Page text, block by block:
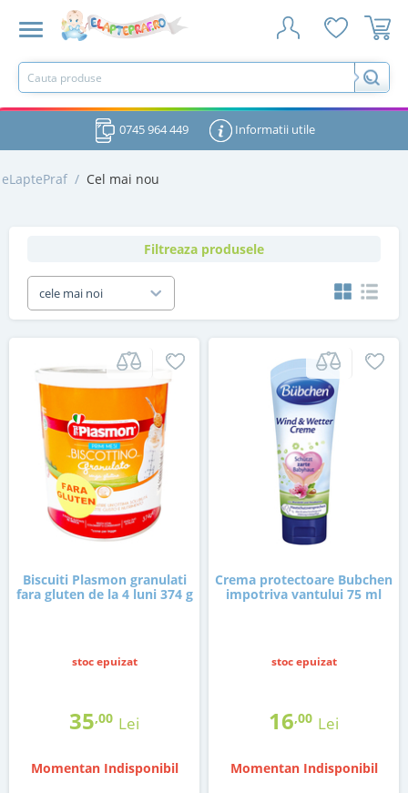
0745 964 449 Informatii utile
eLaptePraf / Cel mai nou
Filtreaza produsele
cele mai noi
Biscuiti Plasmon granulati
fara gluten de la 4 luni 374 g
stoc epuizat
35,00 Lei
Momentan Indisponibil
Crema protectoare Bubchen
impotriva vantului 75 ml
stoc epuizat
16,00 Lei
Momentan Indisponibil